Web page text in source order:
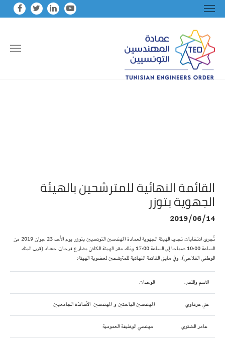
القائمة النهائية للمترشحين بالهيئة
الجهوية بتوزر
2019/06/14
تُجرى انتخابات تجديد الهيئة الجهوية لعمادة المهندسين التونسيين بتوزر يوم الأحد 23 جوان 2019 من
الساعة 10:00 صباحا إلى الساعة 17:00 وذلك مقر الهيئة الكائن بشارع فرحات حشاد (قرب البنك
الوطني الفلاحي). وفي مايلي القائمة النهائية للمترشحين لعضوية الهيئة:
الاسم واللقب الوحدات
علي عرفاوي المهندسين الباحثين و المهندسين الأساتذة الجامعيين
عامر الشتوي مهندسي الوظيفة العمومية